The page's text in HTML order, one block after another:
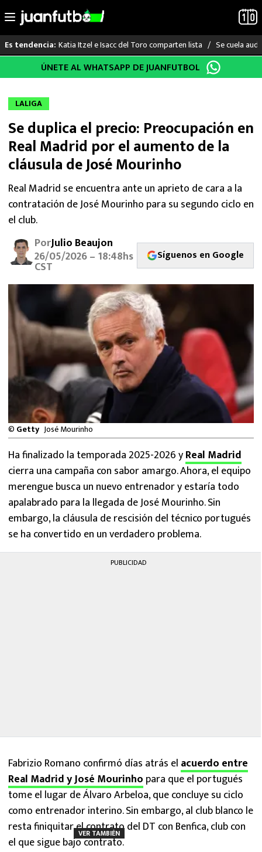
al
Es tendencia: Katia Itzel e Isacc del Toro comparten lista Se cuela
LO ÚLTIMO
LIGA MX
RAYADOS
PUMAS
ATLANTE
SELECCIÓN MEXICANA
FUTBOL INTERNACIONAL
MEXICANOS EN EL EXTRANJERO
FUTBOL ESTUFA
FÓRMULA 1
BOXEO
LIGA MX
NFL
ÚNETE AL WHATSAPP DE JUANFUTBOL
LALIGA
Se duplica el precio: Preocupación en
Real Madrid por el aumento de la
cláusula de José Mourinho
Real Madrid se encuentra ante un aprieto de cara a la
contratación de José Mourinho para su segundo ciclo en
el club.
PorJulio Beaujon
26/05/2026 – 18:48hs
CST
Síguenos en Google
© Getty José Mourinho
Ha finalizado la temporada 2025-2026 yReal Madrid
cierra una campaña con sabor amargo. Ahora, el equipo
merengue busca un nuevo entrenador y estaría todo
apalabrado para la llegada de José Mourinho. Sin
embargo, la cláusula de rescisión del técnico portugués
se ha convertido en un verdadero problema.
PUBLICIDAD
Fabrizio Romano confirmó días atrás el acuerdo entre
Real Madrid y José Mourinho para que el portugués
tome el lugar de Álvaro Arbeloa, que concluye su ciclo
como entrenador interino. Sin embargo, al club blanco le
resta finiquitar el contrato del DT con Benfica, club con
el que sigue bajo contrato.
VER TAMBIÉN